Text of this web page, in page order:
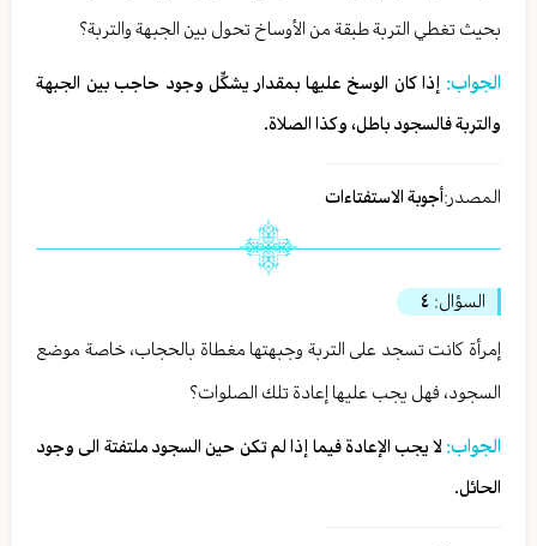
بحيث تغطي التربة طبقة من الأوساخ تحول بين الجبهة والتربة؟
الجواب: إذا كان الوسخ عليها بمقدار يشكِّل وجود حاجب بين الجبهة
والتربة فالسجود باطل، وكذا الصلاة.
المصدر:أجوبة الاستفتاءات
السؤال: ٤
إمرأة كانت تسجد على التربة وجبهتها مغطاة بالحجاب، خاصة موضع
السجود، فهل يجب عليها إعادة تلك الصلوات؟
الجواب: لا يجب الإعادة فيما إذا لم تكن حين السجود ملتفتة الى وجود
الحائل.